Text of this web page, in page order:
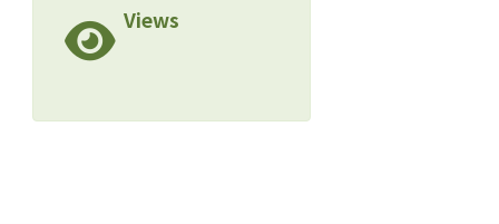
Views